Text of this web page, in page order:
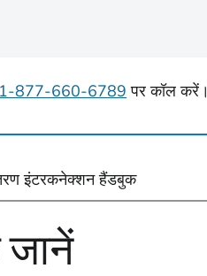
1-877-660-6789 पर कॉल करें।
इंटरकनेक्शन हैंडबुक